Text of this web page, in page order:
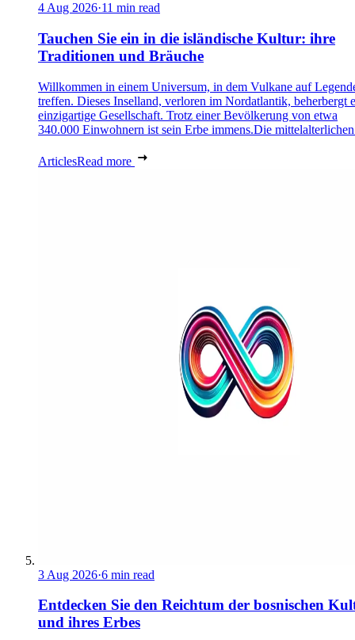
4 Aug 2026·11 min read
Tauchen Sie ein in die isländische Kultur: ihre
Traditionen und Bräuche
Willkommen in einem Universum, in dem Vulkane auf
treffen. Dieses Inselland, verloren im Nordatlantik, beherbergt
einzigartige Gesellschaft. Trotz einer Bevölkerung von etwa
340.000 Einwohnern ist sein Erbe immens.Die
ArticlesRead more
3 Aug 2026·6 min read
Entdecken Sie den Reichtum der bosnischen
und ihres Erbes